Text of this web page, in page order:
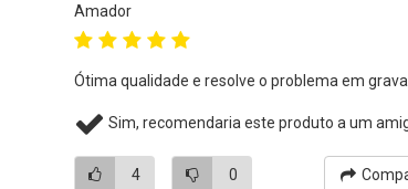
Amador
Ótima qualidade e resolve o problema em
Sim, recomendaria este produto a um
4 0